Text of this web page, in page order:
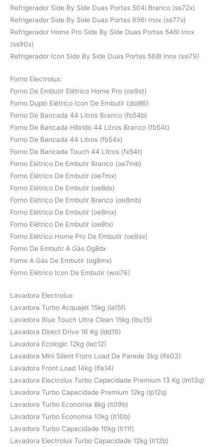
Refrigerador Side By Side Duas Portas 504l Branco (ss72x)
Refrigerador Side By Side Duas Portas 656l Inox (ss77x)
Refrigerador Home Pro Side By Side Duas Portas 546l Inox
(ss90x)
Refrigerador Icon Side By Side Duas Portas 568l Inox (ssi79)
Forno Electrolux:
Forno De Embutir Elétrico Home Pro (oe9st)
Forno Duplo Elétrico Icon De Embutir (doi86)
Forno De Bancada 44 Litros Branco (fb54b)
Forno De Bancada Híbrido 44 Litros Branco (fb54t)
Forno De Bancada 44 Litros (fb54x)
Forno De Bancada Touch 44 Litros (fx54t)
Forno Elétrico De Embutir Branco (oe7mb)
Forno Elétrico De Embutir (oe7mx)
Forno Elétrico De Embutir (oe8dx)
Forno Elétrico De Embutir Branco (oe8mb)
Forno Elétrico De Embutir (oe8mx)
Forno Elétrico De Embutir (oe8tx)
Forno Elétrico Home Pro De Embutir (oe9sx)
Forno De Embutir A Gás Og8dx
Forno A Gás De Embutir (og8mx)
Forno Elétrico Icon De Embutir (woi76)
Lavadora Electrolux:
Lavadora Turbo Acquajet 15kg (la15f)
Lavadora Blue Touch Ultra Clean 15kg (lbu15)
Lavadora Direct Drive 16 Kg (ldd16)
Lavadora Ecologic 12kg (lec12)
Lavadora Mini Silent Front Load De Parede 3kg (lfe03)
Lavadora Front Load 14kg (lfe14)
Lavadora Electrolux Turbo Capacidade Premium 13 Kg (lm13q)
Lavadora Turbo Capacidade Premium 12kg (lp12q)
Lavadora Turbo Economia 8kg (lt09b)
Lavadora Turbo Economia 10kg (lt10b)
Lavadora Turbo Capacidade 10kg (lt11f)
Lavadora Electrolux Turbo Capacidade 12kg (lt12b)